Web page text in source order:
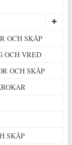
OCH SKÅP
OCH VRED
OCH SKÅP
SKÅP